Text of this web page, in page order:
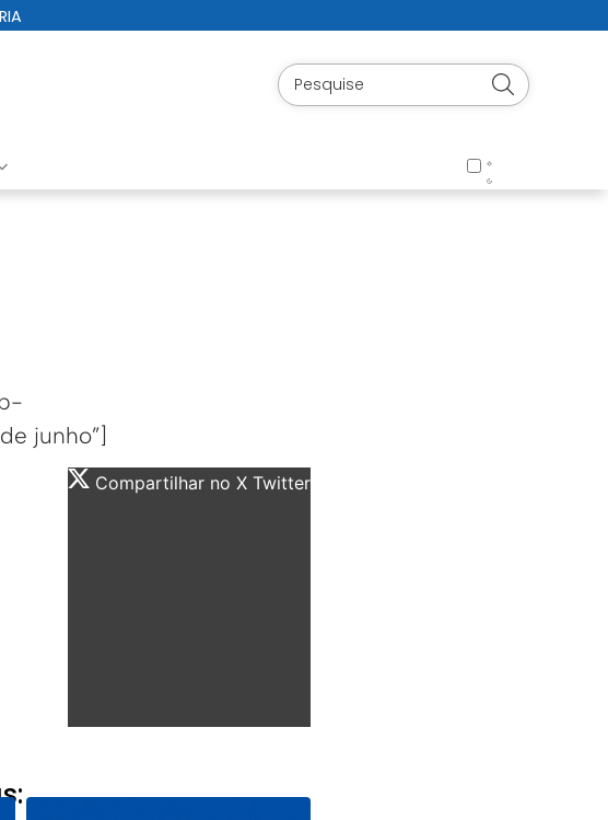
junho”]
Compartilhar no X Twitter